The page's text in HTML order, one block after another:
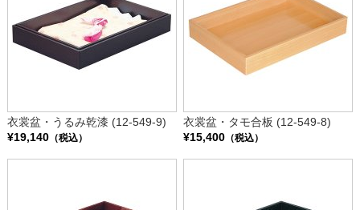
衣裳盆・うるみ乾漆 (12-549-9)
¥19,140（税込）
衣裳盆・タモ合板 (12-549-8)
¥15,400 （税込）